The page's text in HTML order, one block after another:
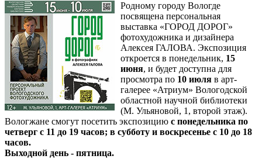
Родному городу Вологде
посвящена персональная
выставка «ГОРОД ДОРОГ»
фотохудожника и дизайнера
Алексея ГАЛОВА. Экспозиция
откроется в понедельник, 15
июня, и будет доступна для
просмотра по 10 июля в арт-
галерее «Атриум» Вологодской
областной научной библиотеки
(М. Ульяновой, 1, второй этаж).
Вологжане смогут посетить экспозицию с понедельника по
четверг с 11 до 19 часов; в субботу и воскресенье с 10 до 18
часов.
Выходной день - пятница.